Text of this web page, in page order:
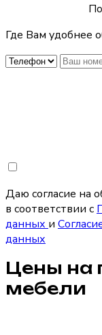
Где Вам удобнее
Даю согласие на
в соответствии с
данных и
данных
Цены на
мебели